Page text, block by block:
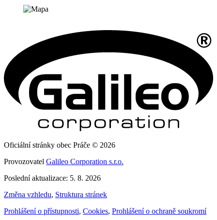
Oficiální stránky obec Práče © 2026
Provozovatel Galileo Corporation s.r.o.
Poslední aktualizace: 5. 8. 2026
Změna vzhledu, Struktura stránek
Prohlášení o přístupnosti, Cookies, Prohlášení o ochraně soukromí